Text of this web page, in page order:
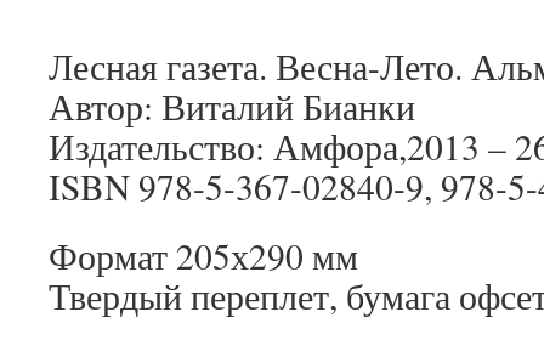
Лесная газета. Весна-Лето.
Автор: Виталий Бианки
Издательство: Амфора,2013 –
ISBN 978-5-367-02840-9, 978-
Формат 205х290 мм
Твердый переплет, бумага